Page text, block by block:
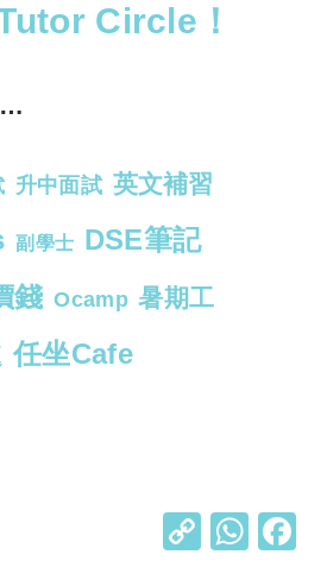
Circle！
升中面試 英文補習
副學士 DSE筆記
錢 Ocamp 暑期工
任坐Cafe
C W